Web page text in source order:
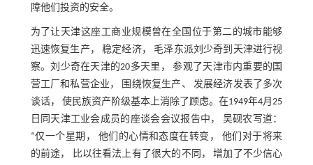
障他们投资的安全。
为了让天津这座工商业规模曾在全国位于第二的城市能够
迅速恢复生产， 稳定经济， 毛泽东派刘少奇到天津进行视
察。刘少奇在天津的20多天里， 参观了天津市内重要的国
营工厂和私营企业， 围绕恢复生产、 发展经济发表了多次
谈话， 使民族资产阶级基本上消除了顾虑。在1949年4月25
日同天津工业会成员的座谈会会议报告中， 吴砚农写道：
“仅一个星期， 他们的心情和态度在转变， 他们对于将来
的前途， 比以往看法上有了很大的不同， 增加了不少信心